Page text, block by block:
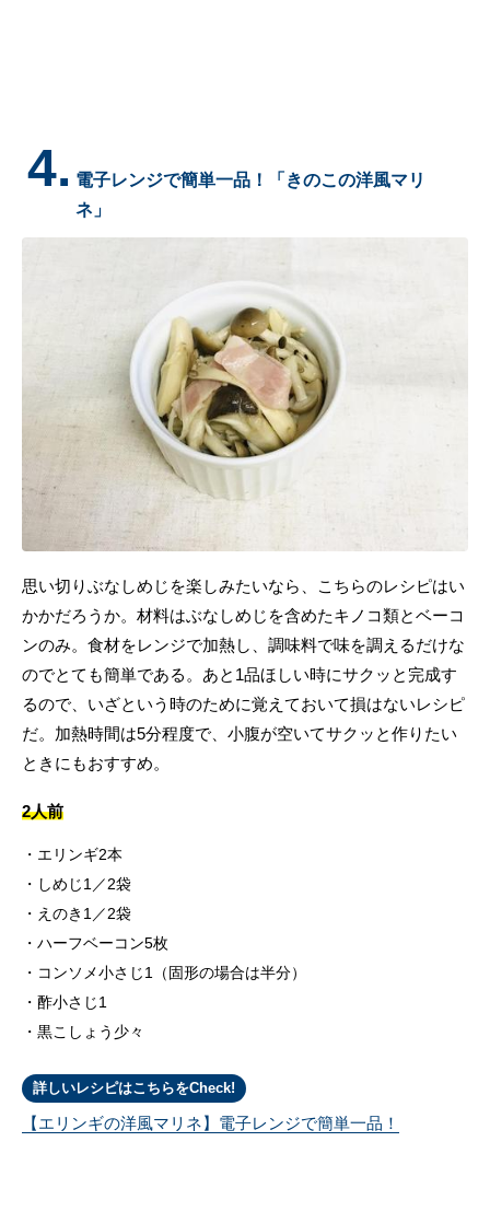
4. 電子レンジで簡単一品！「きのこの洋風マリ
ネ」
思い切りぶなしめじを楽しみたいなら、こちらのレシピはい
かかだろうか。材料はぶなしめじを含めたキノコ類とベーコ
ンのみ。食材をレンジで加熱し、調味料で味を調えるだけな
のでとても簡単である。あと1品ほしい時にサクッと完成す
るので、いざという時のために覚えておいて損はないレシピ
だ。加熱時間は5分程度で、小腹が空いてサクッと作りたい
ときにもおすすめ。
2人前
エリンギ2本
しめじ1／2袋
えのき1／2袋
ハーフベーコン5枚
コンソメ小さじ1（固形の場合は半分）
酢小さじ1
黒こしょう少々
詳しいレシピはこちらをCheck!
【エリンギの洋風マリネ】電子レンジで簡単一品！